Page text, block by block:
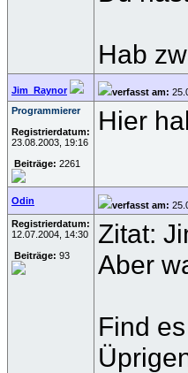
Hab
Jim_Raynor verfasst am:
Programmierer
Registrierdatum:
23.08.2003, 19:16
Beiträge: 2261
Hier
Odin verfasst am:
Registrierdatum:
12.07.2004, 14:30
Beiträge: 93
Zitat:
Aber
Find